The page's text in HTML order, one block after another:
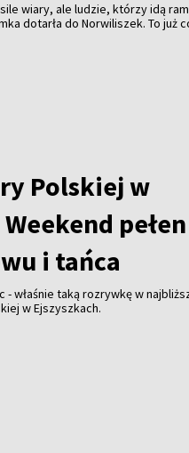
wiary, ale ludzie, którzy idą
dotarła do Norwiliszek. To już
Polskiej w
pełen
i tańca
- właśnie taką rozrywkę w
w Ejszyszkach.